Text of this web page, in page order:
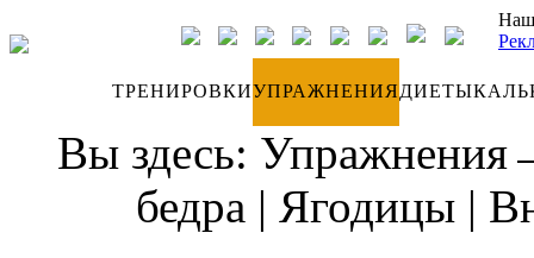
ТРЕНИРОВКИУПРАЖНЕНИЯДИЕТЫ
Вы здесь: Упражнения
бедра | Ягодицы |